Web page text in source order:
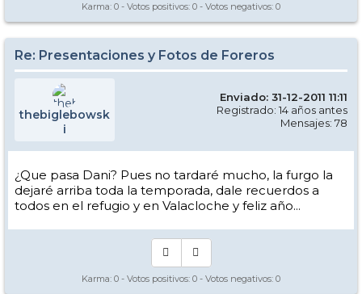
Karma: 0 - Votos positivos: 0 - Votos negativos: 0
Re: Presentaciones y Fotos de Foreros
thebiglebowsk
i
Enviado: 31-12-2011 11:11
Registrado: 14 años antes
Mensajes: 78
¿Que pasa Dani? Pues no tardaré mucho, la furgo la
dejaré arriba toda la temporada, dale recuerdos a
todos en el refugio y en Valacloche y feliz año...
Karma: 0 - Votos positivos: 0 - Votos negativos: 0